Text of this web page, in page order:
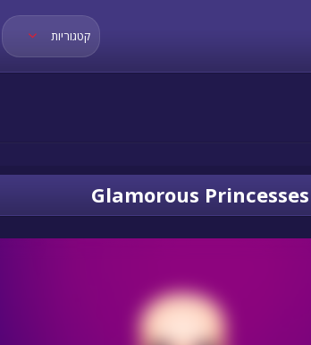
קטגוריות
Glamorous Princesses